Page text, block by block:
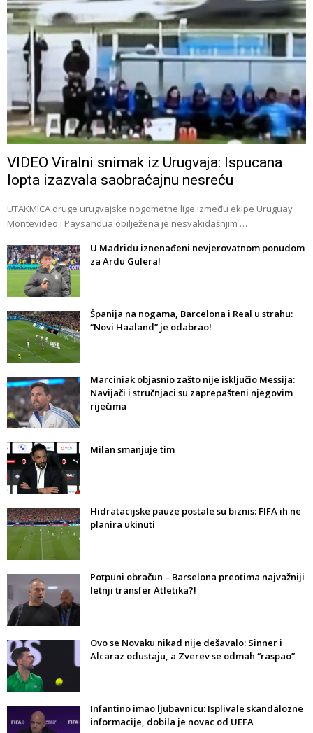
VIDEO Viralni snimak iz Urugvaja: Ispucana
lopta izazvala saobraćajnu nesreću
UTAKMICA druge urugvajske nogometne lige između ekipe Uruguay
Montevideo i Paysandua obilježena je nesvakidašnjim …
U Madridu iznenađeni nevjerovatnom ponudom
za Ardu Gulera!
Španija na nogama, Barcelona i Real u strahu:
“Novi Haaland” je odabrao!
Marciniak objasnio zašto nije isključio Messija:
Navijači i stručnjaci su zaprepašteni njegovim
riječima
Milan smanjuje tim
Hidratacijske pauze postale su biznis: FIFA ih ne
planira ukinuti
Potpuni obračun – Barselona preotima najvažniji
letnji transfer Atletika?!
Ovo se Novaku nikad nije dešavalo: Sinner i
Alcaraz odustaju, a Zverev se odmah “raspao”
Infantino imao ljubavnicu: Isplivale skandalozne
informacije, dobila je novac od UEFA